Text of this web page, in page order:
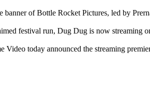
banner of Bottle Rocket Pictures, led by
festival run, Dug Dug is now streaming
Video today announced the streaming